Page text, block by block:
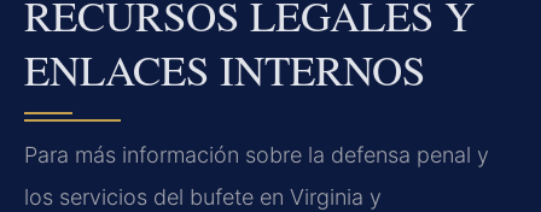
RECURSOS LEGALES Y
ENLACES INTERNOS
Para más información sobre la defensa penal y
los servicios del bufete en Virginia y